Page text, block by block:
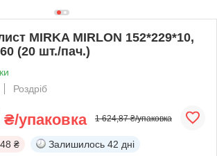
MIRKA MIRLON 152*229*10,
(20 шт./пач.)
Роздріб
₴/упаковка 1 624,87 ₴/упаковка
₴ Залишилось 42 дні